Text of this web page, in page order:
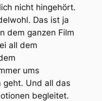
nicht hingehört.
Das ist ja
dem ganzen Film
all dem
ums
geht. Und all das
begleitet.